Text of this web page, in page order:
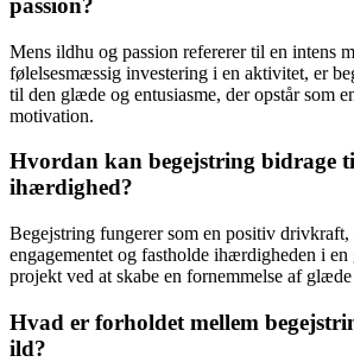
passion?
Mens ildhu og passion refererer til en intens
følelsesmæssig investering i en aktivitet, er
til den glæde og entusiasme, der opstår som
motivation.
Hvordan kan begejstring bidrage
ihærdighed?
Begejstring fungerer som en positiv drivkraft,
engagementet og fastholde ihærdigheden i
projekt ved at skabe en fornemmelse af
Hvad er forholdet mellem
ild?